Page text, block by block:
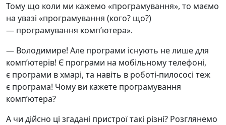
Тому що коли ми кажемо «програмування», то маємо
на увазі «програмування (кого? що?)
— програмування компʼютера».
— Володимире! Але програми існують не лише для
компʼютерів! Є програми на мобільному телефоні,
є програми в хмарі, та навіть в роботі-пилососі теж
є програма! Чому ви кажете програмування
компʼютера?
А чи дійсно ці згадані пристрої такі різні? Розглянемо